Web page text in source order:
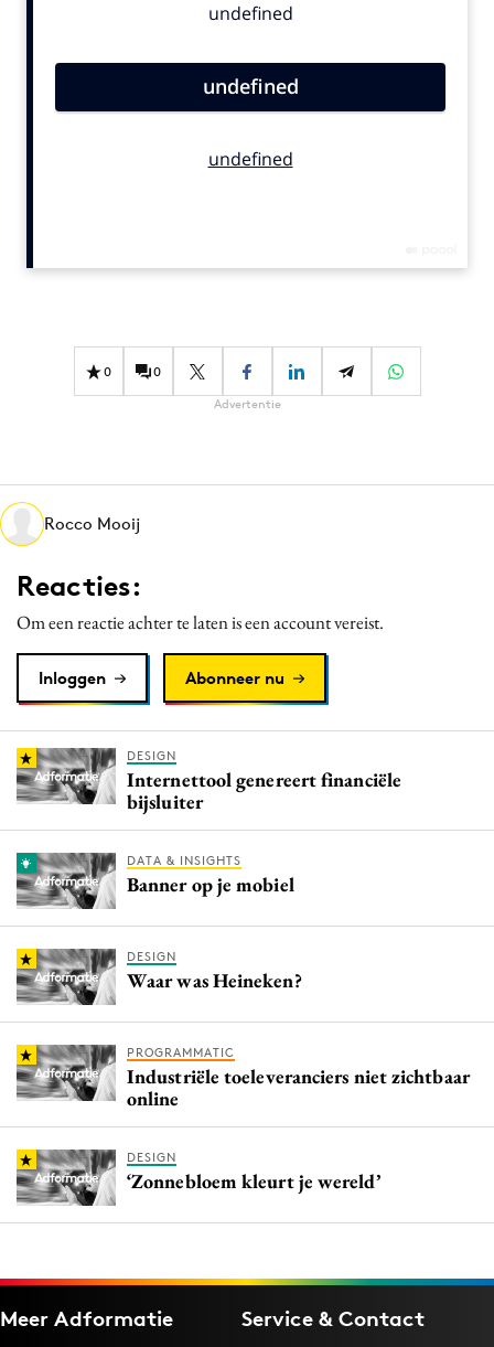
Contentmarketing
Effectiviteit
Gedragsverandering
Martech
Media
Merkstrategie
Programmatic
Purpose Marketing
Reputatie & crisis
0 0
Advertentie
Rocco Mooij
Reacties:
Om een reactie achter te laten is een account vereist.
Inloggen Abonneer nu
DESIGN
Internettool genereert financiële
bijsluiter
DATA & INSIGHTS
Banner op je mobiel
DESIGN
Waar was Heineken?
PROGRAMMATIC
Industriële toeleveranciers niet zichtbaar
online
DESIGN
‘Zonnebloem kleurt je wereld’
Meer Adformatie Service & Contact